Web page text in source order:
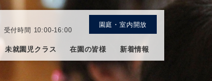
受付時間 10:00-16:00
園庭・室内開放
未就園児クラス 在園の皆様 新着情報